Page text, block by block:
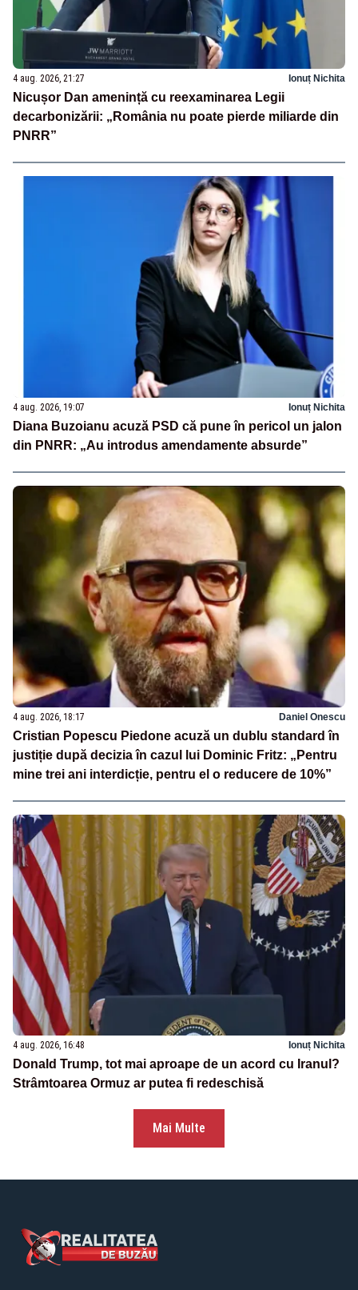
4 aug. 2026, 21:27 Ionuț Nichita
Nicușor Dan amenință cu reexaminarea Legii
decarbonizării: „România nu poate pierde miliarde din
PNRR”
4 aug. 2026, 19:07 Ionuț Nichita
Diana Buzoianu acuză PSD că pune în pericol un jalon
din PNRR: „Au introdus amendamente absurde”
4 aug. 2026, 18:17 Daniel Onescu
Cristian Popescu Piedone acuză un dublu standard în
justiție după decizia în cazul lui Dominic Fritz: „Pentru
mine trei ani interdicție, pentru el o reducere de 10%”
4 aug. 2026, 16:48 Ionuț Nichita
Donald Trump, tot mai aproape de un acord cu Iranul?
Strâmtoarea Ormuz ar putea fi redeschisă
Mai Multe